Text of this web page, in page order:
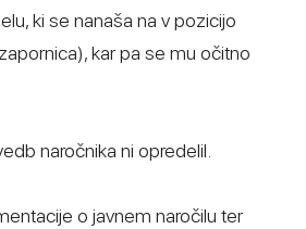
ki se nanaša na v pozicijo
kar pa se mu očitno
naročnika ni opredelil.
o javnem naročilu ter